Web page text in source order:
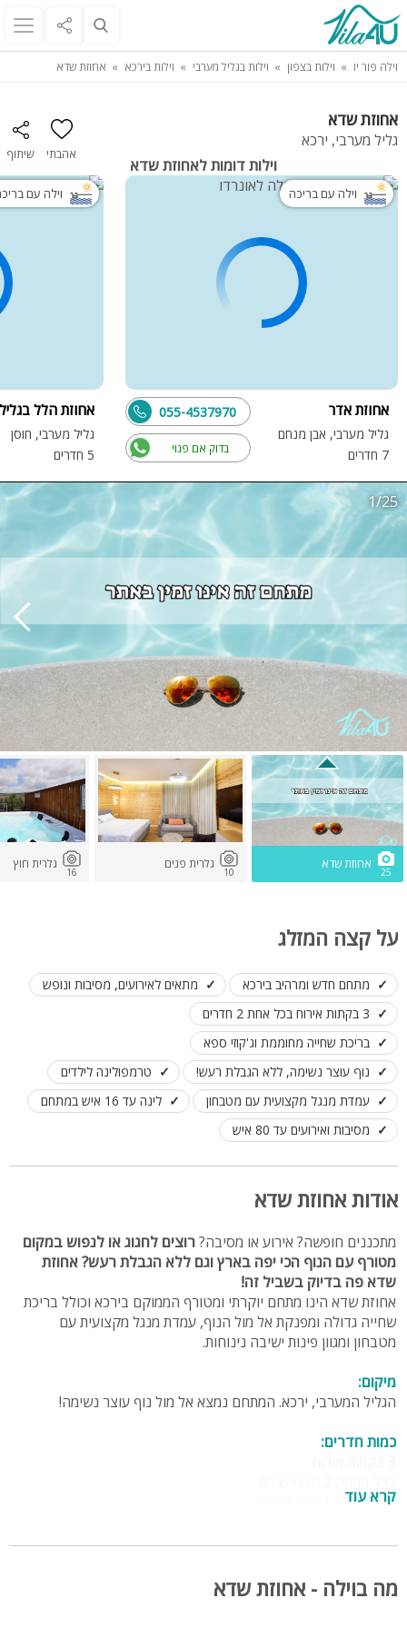
וילה פור יו וילות בצפון וילות בגליל מערבי וילות בירכא אחוזת שדא
אחוזת שדא
גליל מערבי, ירכא
אהבתי שיתוף
וילות דומות לאחוזת שדא
וילה עם בריכה
אחוזת אדר
גליל מערבי, אבן מנחם
7 חדרים
בדוק אם פנוי
055-4537970
וילה עם
אחוזת הלל בגליל
גליל מערבי, חוסן
5 חדרים
1/25
25
אחוזת שדא
10
גלרית פנים
16
גלרית חוץ
על קצה המזלג
מתחם חדש ומרהיב בירכא
מתאים לאירועים, מסיבות ונופש
3 בקתות אירוח בכל אחת 2 חדרים
בריכת שחייה מחוממת וג'קוזי ספא
נוף עוצר נשימה, ללא הגבלת רעש!
טרמפולינה לילדים
עמדת מנגל מקצועית עם מטבחון
לינה עד 16 איש במתחם
מסיבות ואירועים עד 80 איש
אודות אחוזת שדא
מתכננים חופשה? אירוע או מסיבה?רוצים לחגוג או לנפוש במקום
מטורף עם הנוף הכי יפה בארץ וגם ללא הגבלת רעש?אחוזת
שדא פה בדיוק בשביל זה!
אחוזת שדא הינו מתחם יוקרתי ומטורף הממוקם בירכא וכולל בריכת
שחייה גדולה ומפנקת אל מול הנוף, עמדת מנגל מקצועית עם
מטבחון ומגוון פינות ישיבה נינוחות.
מיקום:
הגליל המערבי, ירכא. המתחם נמצא אל מול נוף עוצר נשימה!
כמות חדרים:
חדר רחצה 1 לכל בקתה
הבקתות:
חדר ילדים, מטבחון, טלווזיה עם חיבור לערוצים ומיזוג אוויר
קרא עוד
מה בוילה - אחוזת שדא